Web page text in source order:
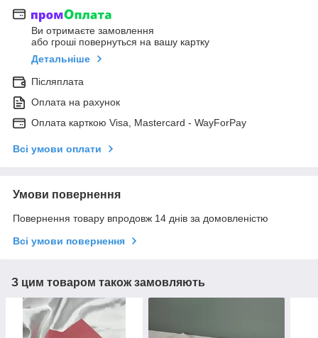
Ви отримаєте замовлення
або гроші повернуться на вашу картку
Детальніше
Післяплата
Оплата на рахунок
Оплата карткою Visa, Mastercard - WayForPay
Всі умови оплати
Умови повернення
Повернення товару впродовж 14 днів за домовленістю
Всі умови повернення
З цим товаром також замовляють